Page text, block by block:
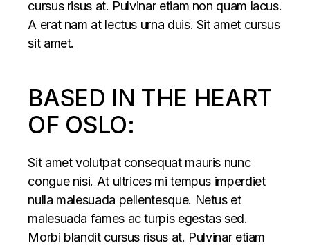
cursus risus at. Pulvinar etiam non quam lacus.
A erat nam at lectus urna duis. Sit amet cursus
sit amet.
BASED IN THE HEART
OF OSLO:
Sit amet volutpat consequat mauris nunc
congue nisi. At ultrices mi tempus imperdiet
nulla malesuada pellentesque. Netus et
malesuada fames ac turpis egestas sed.
Morbi blandit cursus risus at. Pulvinar etiam